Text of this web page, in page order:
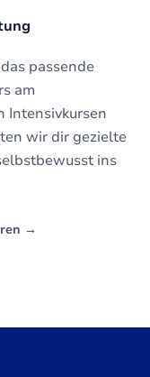
passende
am
Intensivkursen
wir dir gezielte
ins
→